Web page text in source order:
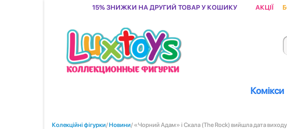
15% знижки на другий товар у кошику Акції
Комікси
Колекційні фігурки/Новини/ «Чорний Адам» і Скала (The Rock) вийшла дата виходу